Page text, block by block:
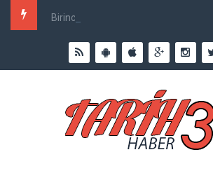
Birinci Dünya Savaşı`nda Ne Kadar